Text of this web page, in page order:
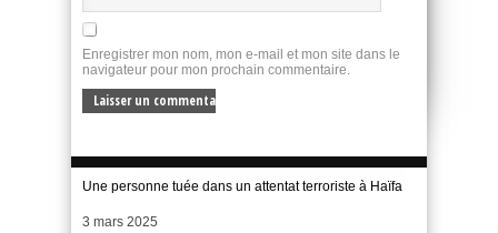
Enregistrer mon nom, mon e-mail et mon site dans le
navigateur pour mon prochain commentaire.
Une personne tuée dans un attentat terroriste à Haïfa
Date
3 mars 2025